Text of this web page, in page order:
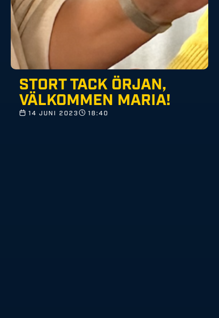
STORT TACK ÖRJAN,
VÄLKOMMEN MARIA!
14 JUNI 2023 18:40